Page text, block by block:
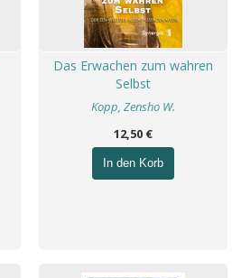
Das Erwachen zum wahren
Selbst
Kopp, Zensho W.
12,50 €
In den Korb